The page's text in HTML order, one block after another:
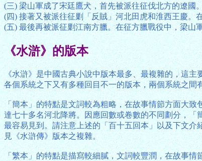
(三) 梁山軍成了宋廷鷹犬，首先被派往征伐北方的遼國
(四) 接著又被派往征剿「反賊」河北田虎和淮西王慶
(五) 最後再被派征剿江南方臘。在征方臘戰役中，梁
《水滸》的版本
《水滸》是中國古典小說中版本最多、最複雜的，這
各個系統之下又有多種回目不一的版本，兩個系統之
「簡本」的特點是文詞較為粗略，在故事情節方面大
達七十多名河北降將。因應回數或卷數的不同劃分，
最容易見到。請注意上述的「百十五回本」以及下文
見《水滸傳》版本之複雜。
「繁本」的特點是描寫較細膩，文詞較豐潤，在故事